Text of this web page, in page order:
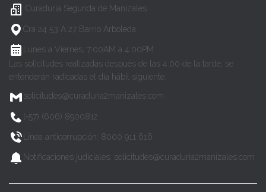
Curaduría Segunda de Manizales
Cra 24 53 A 27 Barrio Arboleda
Lunes a Viernes, 7:00AM a 4:00PM
Las solicitudes realizadas después de las 4:00 de la tarde, se
entenderán radicadas el día hábil siguiente.
solicitudes@curaduria2manizales.com
(+57) (606) 8900812
Línea anticorrupción: 8000 911 616
Notificaciones judiciales: solicitudes@curaduria2manizales.com